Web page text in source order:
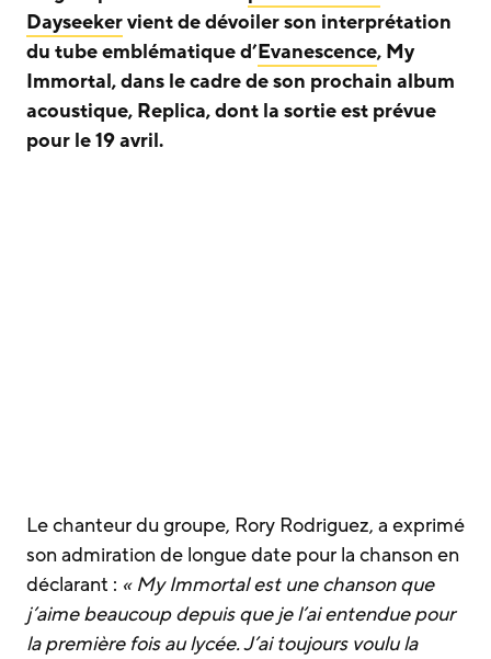
Dayseekervient de dévoiler son interprétation
du tube emblématique d’Evanescence, My
Immortal, dans le cadre de son prochain album
acoustique, Replica, dont la sortie est prévue
pour le 19 avril.
Le chanteur du groupe, Rory Rodriguez, a exprimé
son admiration de longue date pour la chanson en
déclarant : « My Immortal est une chanson que
j’aime beaucoup depuis que je l’ai entendue pour
la première fois au lycée. J’ai toujours voulu la